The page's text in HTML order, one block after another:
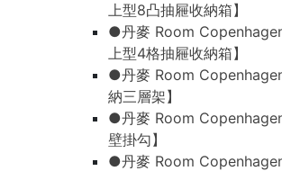
上型8凸抽屜收納箱】
●丹麥 Room
上型4格抽屜收納箱】
●丹麥 Room
納三層架】
●丹麥 Room
壁掛勾】
●丹麥 Room